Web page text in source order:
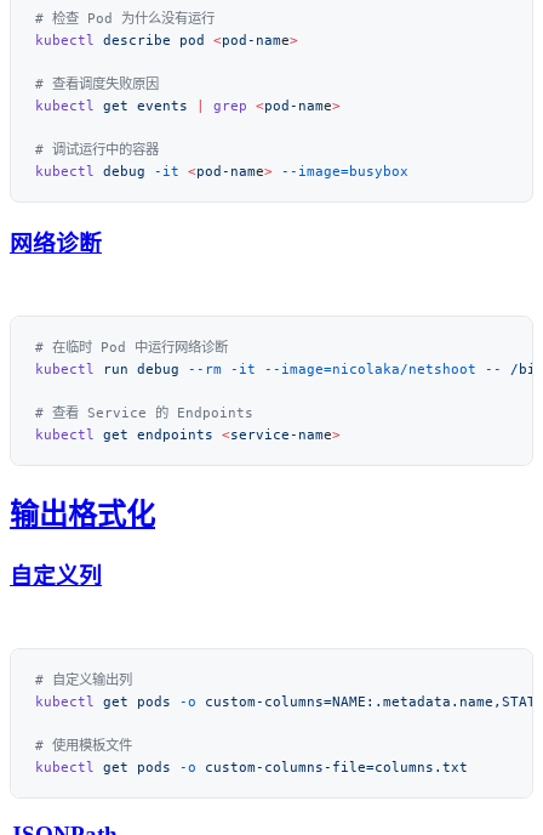
kubectl
describe pod <pod-name
kubectl
get events | grep <pod-name
kubectl
debug -it <pod-name>
网络诊断
kubectl run debug --rm -it --image=nicolaka/netshoot --
kubectl get endpoints <service-name
输出格式化
自定义列
kubectl get pods -o
kubectl get pods -o